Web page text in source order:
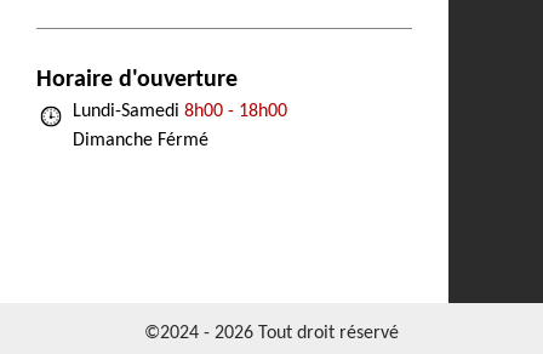
Horaire d'ouverture
Lundi-Samedi 8h00 - 18h00
Dimanche Férmé
©2024 - 2026 Tout droit réservé